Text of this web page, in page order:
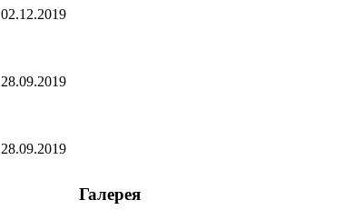
02.12.2019
28.09.2019
28.09.2019
Галерея